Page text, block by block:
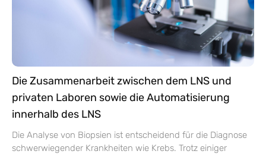
Die Zusammenarbeit zwischen dem LNS und
privaten Laboren sowie die Automatisierung
innerhalb des LNS
Die Analyse von Biopsien ist entscheidend für die Diagnose
schwerwiegender Krankheiten wie Krebs. Trotz einiger